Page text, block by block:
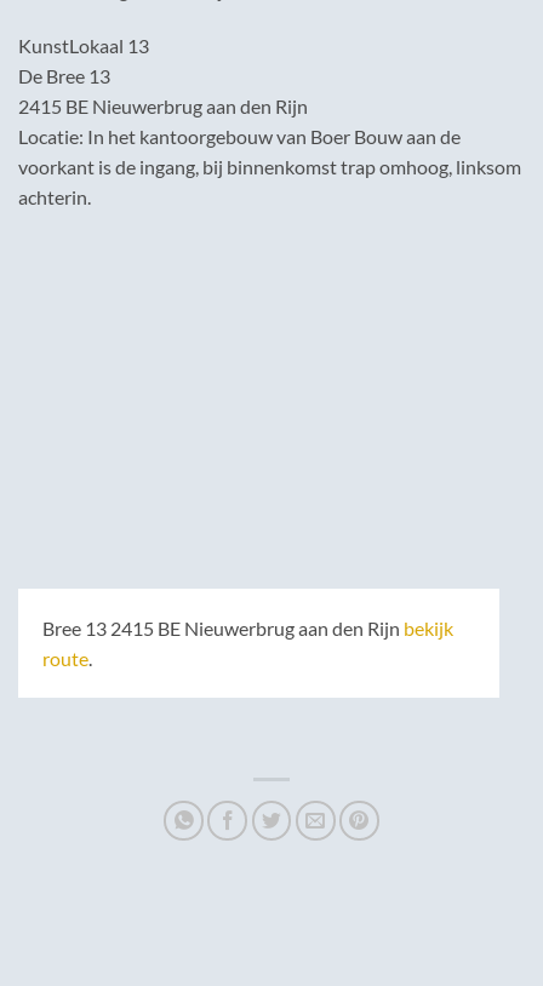
KunstLokaal 13
De Bree 13
2415 BE Nieuwerbrug aan den Rijn
Locatie: In het kantoorgebouw van Boer Bouw aan de
voorkant is de ingang, bij binnenkomst trap omhoog, linksom
achterin.
Bree 13 2415 BE Nieuwerbrug aan den Rijn bekijk
route